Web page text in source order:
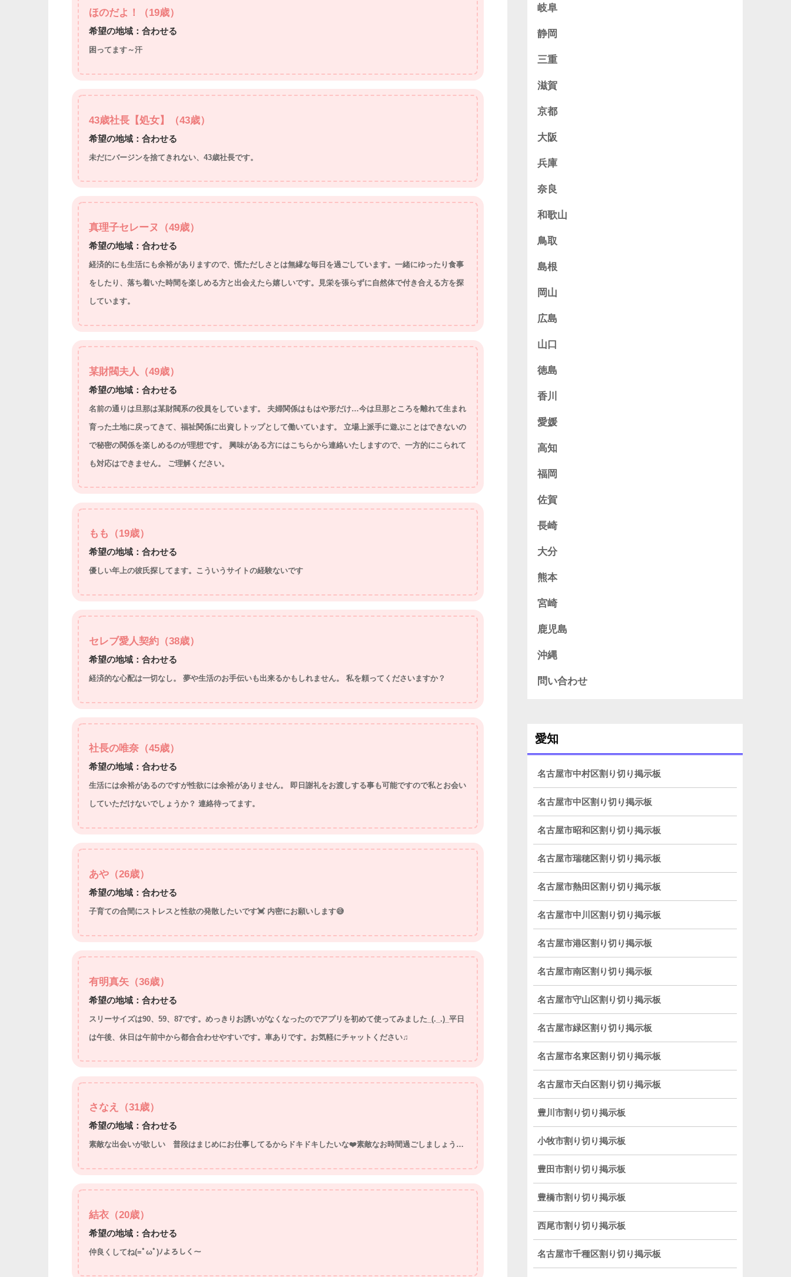
ほのだよ！（19歳）
希望の地域：合わせる
困ってます～汗
43歳社長【処女】（43歳）
希望の地域：合わせる
未だにバージンを捨てきれない、43歳社長です。
真理子セレーヌ（49歳）
希望の地域：合わせる
経済的にも生活にも余裕がありますので、慌ただしさとは無縁な毎日を過ごしています。一緒にゆったり食事
をしたり、落ち着いた時間を楽しめる方と出会えたら嬉しいです。見栄を張らずに自然体で付き合える方を探
しています。
某財閥夫人（49歳）
希望の地域：合わせる
名前の通りは旦那は某財閥系の役員をしています。 夫婦関係はもはや形だけ…今は旦那ところを離れて生まれ
育った土地に戻ってきて、福祉関係に出資しトップとして働いています。 立場上派手に遊ぶことはできないの
で秘密の関係を楽しめるのが理想です。 興味がある方にはこちらから連絡いたしますので、一方的にこられて
も対応はできません。 ご理解ください。
もも（19歳）
希望の地域：合わせる
優しい年上の彼氏探してます。こういうサイトの経験ないです
セレブ愛人契約（38歳）
希望の地域：合わせる
経済的な心配は一切なし。 夢や生活のお手伝いも出来るかもしれません。 私を頼ってくださいますか？
社長の唯奈（45歳）
希望の地域：合わせる
生活には余裕があるのですが性欲には余裕がありません。 即日謝礼をお渡しする事も可能ですので私とお会い
していただけないでしょうか？ 連絡待ってます。
あや（26歳）
希望の地域：合わせる
子育ての合間にストレスと性欲の発散したいです💓 内密にお願いします😅
有明真矢（36歳）
希望の地域：合わせる
スリーサイズは90、59、87です。めっきりお誘いがなくなったのでアプリを初めて使ってみました_(._.)_平日
は午後、休日は午前中から都合合わせやすいです。車ありです。お気軽にチャットください♫
さなえ（31歳）
希望の地域：合わせる
素敵な出会いが欲しい 普段はまじめにお仕事してるからドキドキしたいな❤️素敵なお時間過ごしましょう…
結衣（20歳）
希望の地域：合わせる
仲良くしてね(=ﾟωﾟ)ﾉよろしく～
岐阜
静岡
三重
滋賀
京都
大阪
兵庫
奈良
和歌山
鳥取
島根
岡山
広島
山口
徳島
香川
愛媛
高知
福岡
佐賀
長崎
大分
熊本
宮崎
鹿児島
沖縄
問い合わせ
愛知
名古屋市中村区割り切り掲示板
名古屋市中区割り切り掲示板
名古屋市昭和区割り切り掲示板
名古屋市瑞穂区割り切り掲示板
名古屋市熱田区割り切り掲示板
名古屋市中川区割り切り掲示板
名古屋市港区割り切り掲示板
名古屋市南区割り切り掲示板
名古屋市守山区割り切り掲示板
名古屋市緑区割り切り掲示板
名古屋市名東区割り切り掲示板
名古屋市天白区割り切り掲示板
豊川市割り切り掲示板
小牧市割り切り掲示板
豊田市割り切り掲示板
豊橋市割り切り掲示板
西尾市割り切り掲示板
名古屋市千種区割り切り掲示板